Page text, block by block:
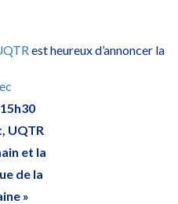
est heureux d’annoncer la
UQTR
et la
de la
»